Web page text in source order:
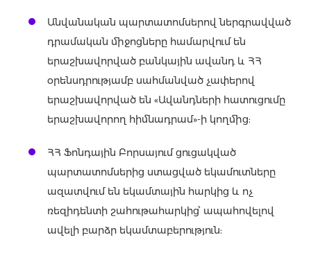
Անվանական պարտատոմսերով ներգրավված
դրամական միջոցները համարվում են
երաշխավորված բանկային ավանդ և ՀՀ
օրենսդրությամբ սահմանված չափերով
երաշխավորված են «Ավանդների հատուցումը
երաշխավորող հիմնադրամ»-ի կողմից:
ՀՀ Ֆոնդային Բորսայում ցուցակված
պարտատոմսերից ստացված եկամուտները
ազատվում են եկամտային հարկից և ոչ
ռեզիդենտի շահութահարկից՝ ապահովելով
ավելի բարձր եկամտաբերություն: